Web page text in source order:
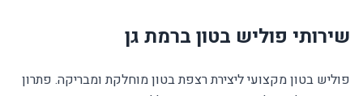
שירותי פוליש בטון ברמת גן
פוליש בטון מקצועי ליצירת רצפת בטון מוחלקת ומבריקה. פתרון